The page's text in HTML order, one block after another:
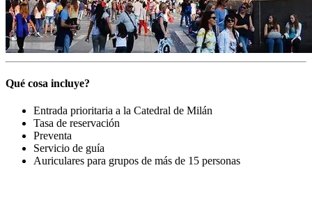
Qué cosa incluye?
Entrada prioritaria a la Catedral de Milán
Tasa de reservación
Preventa
Servicio de guía
Auriculares para grupos de más de 15 personas